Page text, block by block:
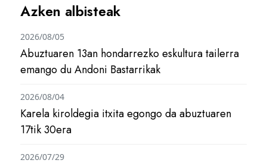
Azken albisteak
Abuztuaren 13an hondarrezko eskultura tailerra
emango du Andoni Bastarrikak
2026/08/05
Karela kiroldegia itxita egongo da abuztuaren
17tik 30era
2026/08/04
2026/07/29